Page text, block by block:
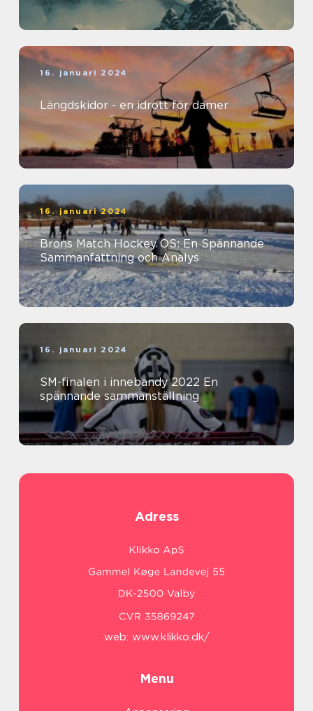
16. januari 2024
Längdskidor - en idrott för damer
16. januari 2024
Brons Match Hockey OS: En Spännande
Sammanfattning och Analys
16. januari 2024
SM-finalen i innebandy 2022 En
spännande sammanställning
Adress
web: www.klikko.dk/
Menu